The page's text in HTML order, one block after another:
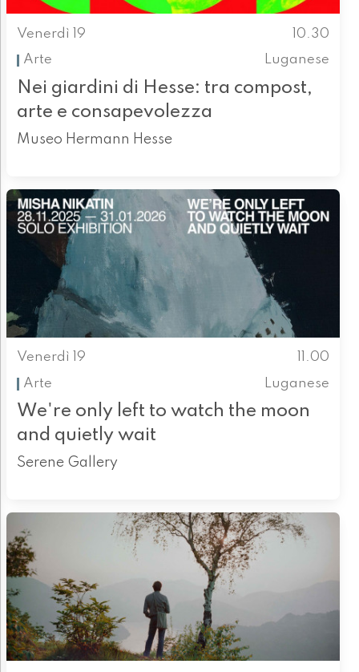
Venerdì 19
10.30
Arte
Luganese
Nei giardini di Hesse: tra compost,
arte e consapevolezza
Museo Hermann Hesse
Venerdì 19
11.00
Arte
Luganese
We're only left to watch the moon
and quietly wait
Serene Gallery